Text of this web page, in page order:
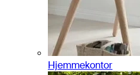
Hjemmekontor